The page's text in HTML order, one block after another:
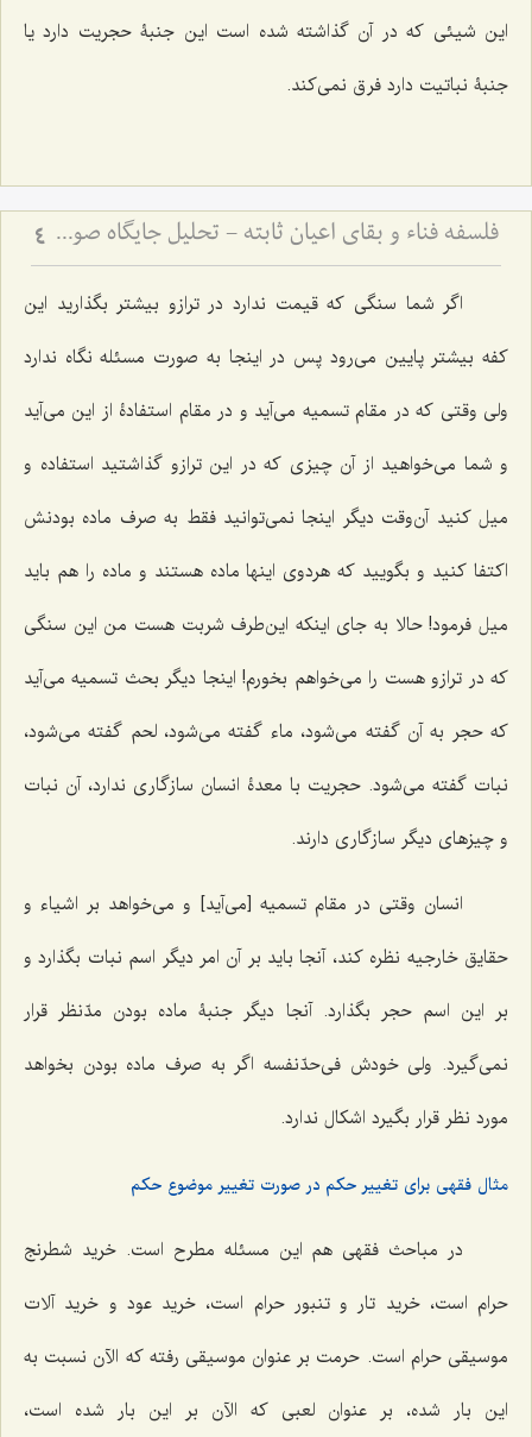
این شیئى که در آن گذاشته شده است این جنبۀ حجریت دارد یا
جنبۀ نباتیت دارد فرق نمى‌کند.
فلسفه فناء و بقای اعیان ثابته - تحلیل جایگاه صورت نوعیه در سیر تکاملی انسان 4
اگر شما سنگى که قیمت ندارد در ترازو بیشتر بگذارید این
کفه بیشتر پایین مى‌رود پس در اینجا به ‌صورت مسئله نگاه ندارد
ولى وقتى که در مقام تسمیه مى‌آید و در مقام استفادۀ از این مى‌آید
و شما مى‌خواهید از آن چیزى که در این ترازو گذاشتید استفاده و
میل کنید آن‌وقت دیگر اینجا نمى‌توانید فقط به صرف ماده بودنش
اکتفا کنید و بگویید که هردوى اینها ماده هستند و ماده را هم باید
میل فرمود! حالا به جاى اینکه این‌طرف شربت هست من این سنگى
که در ترازو هست را مى‌خواهم بخورم! اینجا دیگر بحث تسمیه مى‌آید
که حجر به آن گفته می‌شود، ماء گفته مى‌شود، لحم گفته مى‌شود،
نبات گفته مى‌شود. حجریت با معدۀ انسان سازگاری ندارد، آن نبات
و چیزهاى دیگر سازگارى دارند.
انسان وقتى در مقام تسمیه [می‌آید] و مى‌خواهد بر اشیاء و
حقایق خارجیه نظره کند، آنجا باید بر آن امر دیگر اسم نبات بگذارد و
بر این اسم حجر بگذارد. آنجا دیگر جنبۀ ماده بودن مدّنظر قرار
نمى‌گیرد. ولى خودش فى‌حدّنفسه اگر به صرف ماده بودن بخواهد
مورد نظر قرار بگیرد اشکال ندارد.
مثال فقهی برای تغییر حکم در صورت تغییر موضوع حکم
در مباحث فقهى هم این مسئله مطرح است. خرید شطرنج
حرام است، خرید تار و تنبور حرام است، خرید عود و خرید آلات
موسیقى حرام است. حرمت بر عنوان موسیقى رفته که الآن نسبت به
این بار شده، بر عنوان لعبى که الآن بر این بار شده است،